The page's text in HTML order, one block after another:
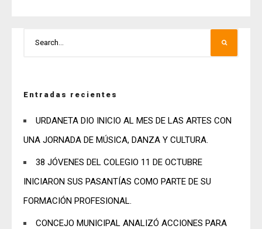
Entradas recientes
URDANETA DIO INICIO AL MES DE LAS ARTES CON
UNA JORNADA DE MÚSICA, DANZA Y CULTURA.
38 JÓVENES DEL COLEGIO 11 DE OCTUBRE
INICIARON SUS PASANTÍAS COMO PARTE DE SU
FORMACIÓN PROFESIONAL.
CONCEJO MUNICIPAL ANALIZÓ ACCIONES PARA